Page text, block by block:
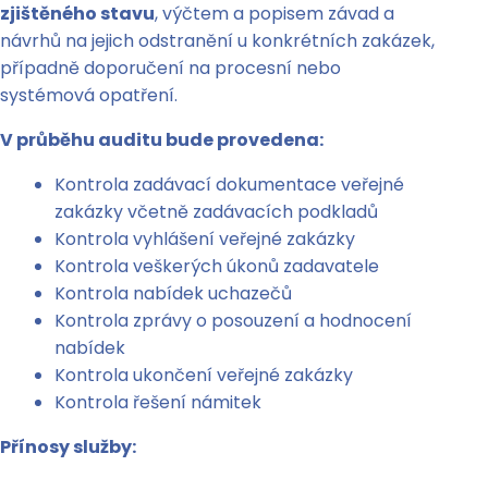
zjištěného stavu, výčtem a popisem závad a
návrhů na jejich odstranění u konkrétních zakázek,
případně doporučení na procesní nebo
systémová opatření.
V průběhu auditu bude provedena:
Kontrola zadávací dokumentace veřejné
zakázky včetně zadávacích podkladů
Kontrola vyhlášení veřejné zakázky
Kontrola veškerých úkonů zadavatele
Kontrola nabídek uchazečů
Kontrola zprávy o posouzení a hodnocení
nabídek
Kontrola ukončení veřejné zakázky
Kontrola řešení námitek
Přínosy služby: